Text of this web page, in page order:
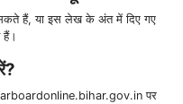
सकते हैं, या इस लेख के अंत में दिए गए
पर